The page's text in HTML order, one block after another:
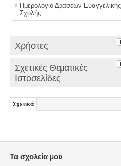
Ημερολόγιο Δράσεων Ευαγγελικής
Σχολής
Χρήστες
Σχετικές Θεματικές
Ιστοσελίδες
Σχετικά
Τα σχολεία μου